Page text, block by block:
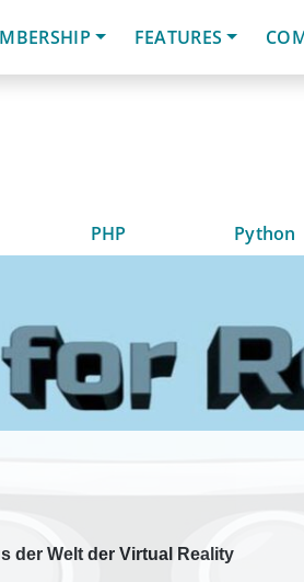
FEATURES
PHP Python
der Welt der Virtual Reality